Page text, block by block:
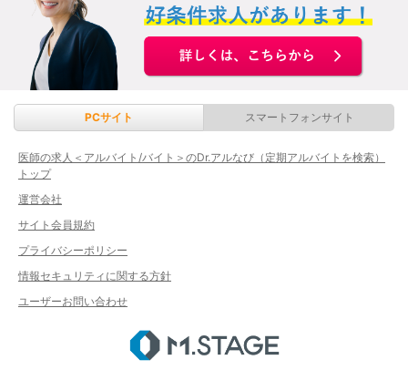
PCサイト スマートフォンサイト
医師の求人＜アルバイト/バイト＞のDr.アルなび（定期アルバイトを検索）
トップ
運営会社
サイト会員規約
プライバシーポリシー
情報セキュリティに関する方針
ユーザーお問い合わせ